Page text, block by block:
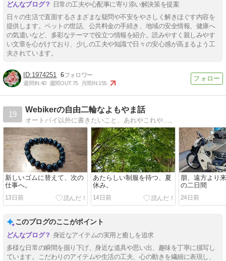
日常の工夫や心配事に寄り添い解決策を提案
日々の生活で直面するさまざまな疑問や不安をやさしく解きほぐす内容を
提供します。ペットの世話、公共料金の手続き、地域の安全情報、健康へ
の気遣いなど、多彩なテーマで役立つ情報を紹介。読みやすく親しみやす
い文章を心がけており、少しの工夫や知識で日々の安心感が高まるよう工
夫されています。
1974251 6
週間IN:40 週間OUT:75 月間IN:155
19
Webikerの自由二輪なよもやま話
オートバイ以外に書きたいこと、あれやこれや…。
新しいゴムに替えて、次の
仕事へ。
13日前
あたらしい制服を待つ、夏
休み。
14日前
朋、遠方より
の二日間
24日前
このブログのここがポイント
身近なアイテムの実用と癒しを追求
多様な日常の瞬間を掘り下げ、身近な道具や思い出、趣味を丁寧に描写し
ています。こだわりのアイテムや生活の工夫、心の動きを繊細に表現し、